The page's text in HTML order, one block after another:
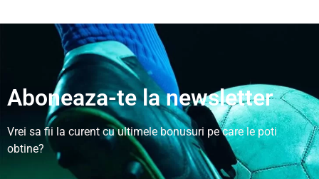
Aboneaza-te la newsletter
Vrei sa fii la curent cu ultimele bonusuri pe care le poti
obtine?